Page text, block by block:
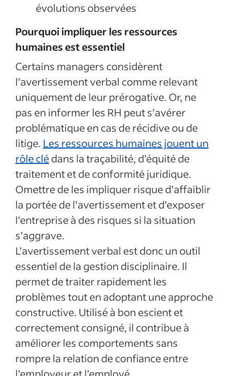
évolutions observées
Pourquoi impliquer les ressources
humaines est essentiel
Certains managers considèrent
l’avertissement verbal comme relevant
uniquement de leur prérogative. Or, ne
pas en informer les RH peut s’avérer
problématique en cas de récidive ou de
litige. Les ressources humaines jouent un
rôle clédans la traçabilité, d’équité de
traitement et de conformité juridique.
Omettre de les impliquer risque d’affaiblir
la portée de l’avertissement et d’exposer
l’entreprise à des risques si la situation
s’aggrave.
L’avertissement verbal est donc un outil
essentiel de la gestion disciplinaire. Il
permet de traiter rapidement les
problèmes tout en adoptant une approche
constructive. Utilisé à bon escient et
correctement consigné, il contribue à
améliorer les comportements sans
rompre la relation de confiance entre